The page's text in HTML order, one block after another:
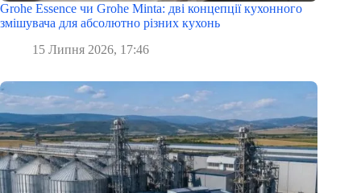
Grohe Essence чи Grohe Minta: дві концепції кухонного
змішувача для абсолютно різних кухонь
15 Липня 2026, 17:46